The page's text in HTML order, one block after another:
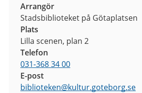
Arrangör
Stadsbiblioteket på Götaplatsen
Plats
Lilla scenen, plan 2
Telefon
031-368 34 00
E-post
biblioteken@kultur.goteborg.se